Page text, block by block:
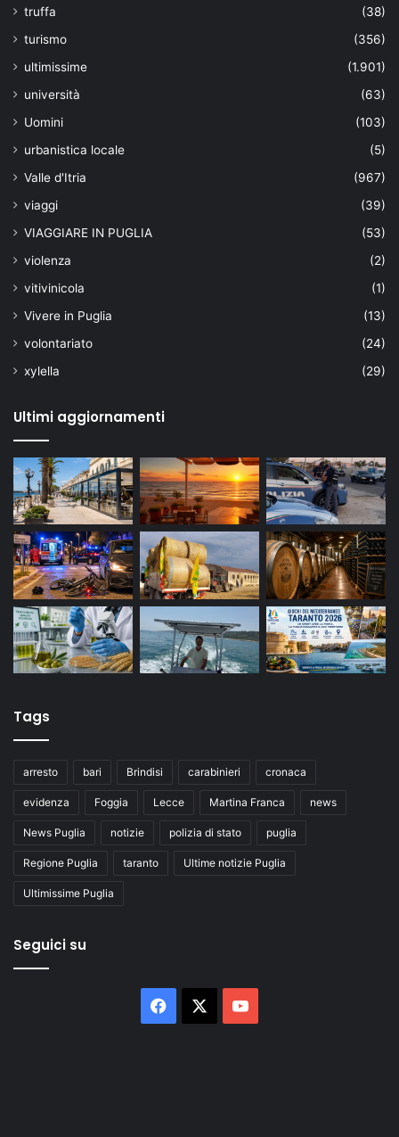
truffa
(38)
turismo
(356)
ultimissime
(1.901)
università
(63)
Uomini
(103)
urbanistica locale
(5)
Valle d'Itria
(967)
viaggi
(39)
VIAGGIARE IN PUGLIA
(53)
violenza
(2)
vitivinicola
(1)
Vivere in Puglia
(13)
volontariato
(24)
xylella
(29)
Ultimi aggiornamenti
Tags
arresto bari Brindisi carabinieri cronaca
evidenza Foggia Lecce Martina Franca news
News Puglia notizie polizia di stato puglia
Regione Puglia taranto Ultime notizie Puglia
Ultimissime Puglia
Seguici su
Facebook